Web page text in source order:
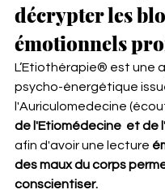
décrypter les
émotionnels
L’Etiothérapie® est une
psycho-énergétique
l'Auriculomedecine
de l'Etiomédecine  et de
afin d'avoir une lecture
des maux du corps
conscientiser.